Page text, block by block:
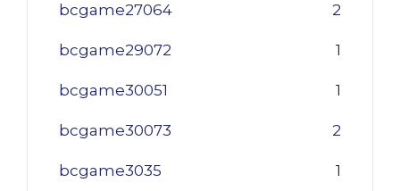
bcgame27064 2
bcgame29072 1
bcgame30051 1
bcgame30073 2
bcgame3035 1